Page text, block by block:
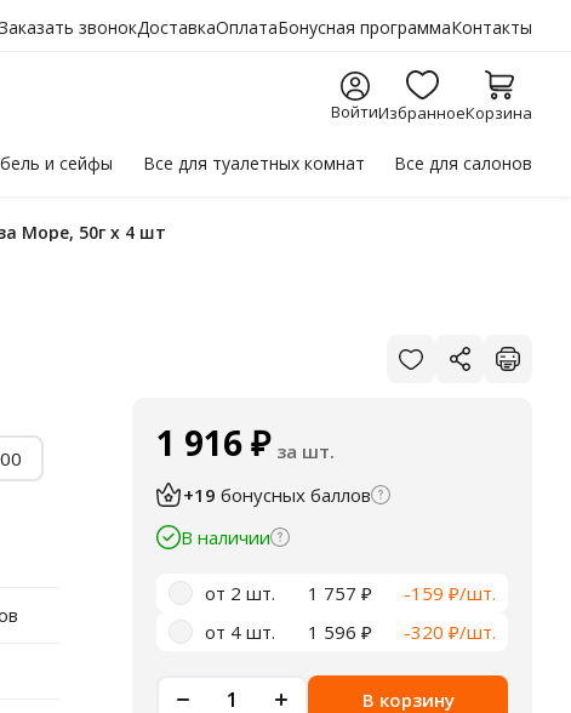
Заказать звонокДоставкаОплатаБонусная программаКонтакты
ВойтиИзбранноеКорзина
и сейфы Все для туалетных комнат Все для салонов
Море, 50г х 4 шт
1 916₽ за шт.
+19 бонусных баллов
В наличии
от 2 шт. 1 757 ₽
-159 ₽/шт.
от 4 шт.
1 596 ₽ -320 ₽/шт.
В корзину